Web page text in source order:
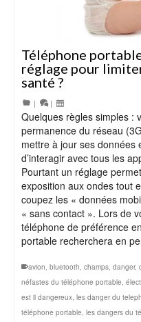
Téléphone
réglage pour
santé ?
| |
Quelques règles simples :
permanence du réseau
mettre à jour ses données
d’interagir avec tous les
Pourtant un réglage
exposition aux ondes tout
coupez les « données
« sans contact ». Lors de
téléphone de préférence
portable recherchera en
avion, bluetooth, champs, danger,
néfastes du téléphone portable,
est il dangereux, les danger du
téléphone portable, les dangers du